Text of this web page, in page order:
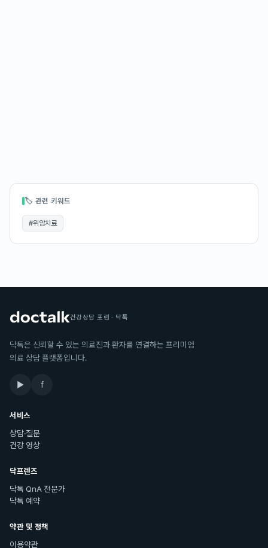
🏷 관련 키워드
#위암치료
건강상담 포럼 · 닥톡
닥톡은 신뢰할 수 있는 의료진과 환자를 연결하는 프리미엄
의료 상담 플랫폼입니다.
▶ f
서비스
상담·질문
건강 영상
닥프렌즈
닥톡 QnA 전문가
닥톡 예약
약관 및 정책
이용약관